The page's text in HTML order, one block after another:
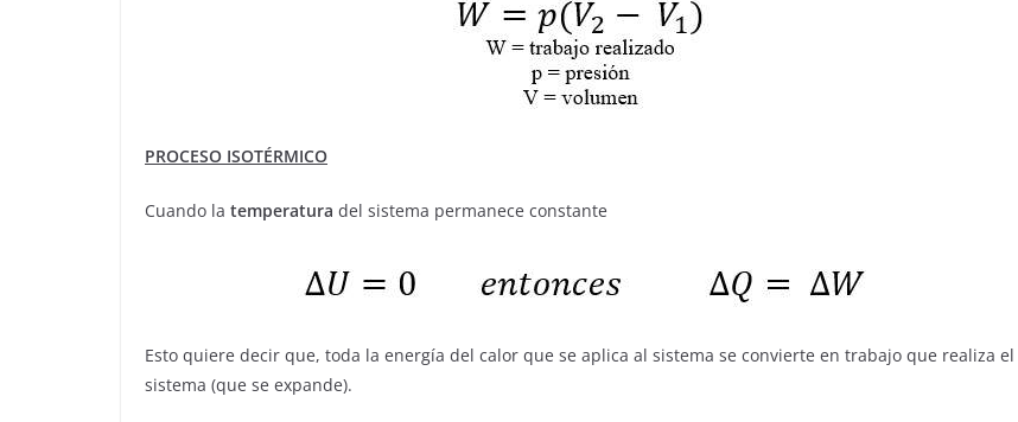
PROCESO ISOTÉRMICO
Cuando la temperatura del sistema permanece constante
Esto quiere decir que, toda la energía del calor que se aplica al sistema se convierte en trabajo que realiza el
sistema (que se expande).